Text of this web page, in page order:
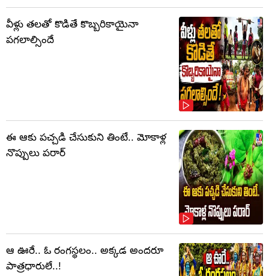
వీళ్లు తలతో కొడితే కొబ్బరికాయైనా
పగలాల్సిందే
ఈ ఆకు పచ్చడి చేసుకుని తింటే.. మోకాళ్ల
నొప్పులు పరార్‌
ఆ ఊరే.. ఓ రంగస్థలం.. అక్కడ అందరూ
పాత్రధారులే..!